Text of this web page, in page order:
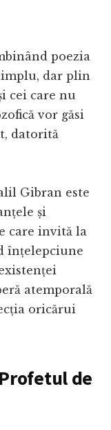
poezia
dar plin
cei care nu
vor găsi
datorită
Gibran este
și
care invită la
înțelepciune
atemporală
oricărui
de